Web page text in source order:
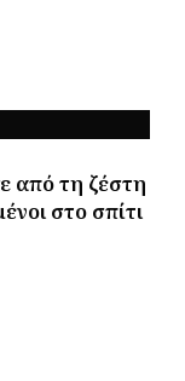
από τη ζέστη
στο σπίτι